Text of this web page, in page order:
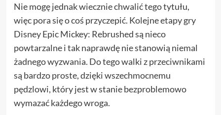
Nie mogę jednak wiecznie chwalić tego tytułu,
więc pora się o coś przyczepić. Kolejne etapy gry
Disney Epic Mickey: Rebrushed są nieco
powtarzalne i tak naprawdę nie stanowią niemal
żadnego wyzwania. Do tego walki z przeciwnikami
są bardzo proste, dzięki wszechmocnemu
pędzlowi, który jest w stanie bezproblemowo
wymazać każdego wroga.